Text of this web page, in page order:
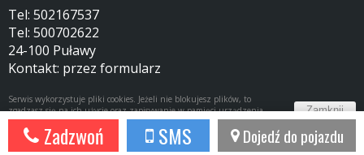
Zadzwoń SMS Dojedź do pojazdu
Tel: 502167537
Tel: 500702622
24-100 Puławy
Kontakt: przez formularz
Serwis wykorzystuje pliki cookies. Jeżeli nie blokujesz plików, to
zgadzasz się na ich użycie oraz zapisywanie w pamięci urządzenia.
Więcej informacji wpolityce prywatności
Zamknij
Potrzebujesz taki portal? Napisz do nas! 44fox.com